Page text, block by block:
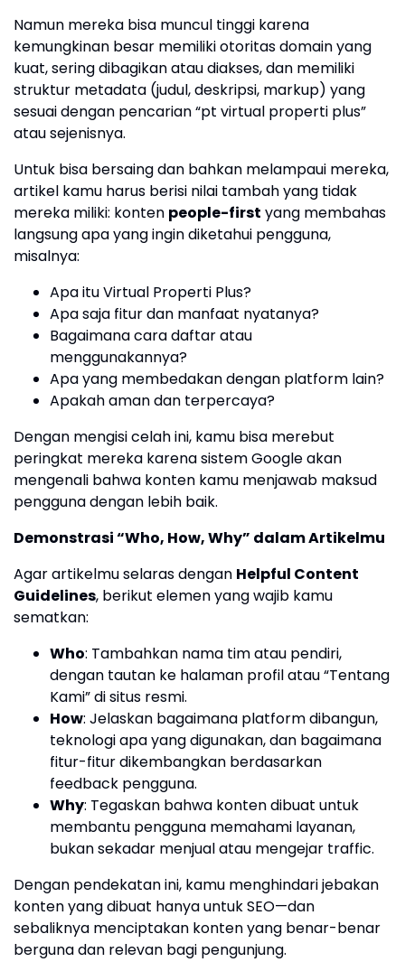
Namun mereka bisa muncul tinggi karena
kemungkinan besar memiliki otoritas domain yang
kuat, sering dibagikan atau diakses, dan memiliki
struktur metadata (judul, deskripsi, markup) yang
sesuai dengan pencarian “pt virtual properti plus”
atau sejenisnya.
Untuk bisa bersaing dan bahkan melampaui mereka,
artikel kamu harus berisi nilai tambah yang tidak
mereka miliki: konten people-first yang membahas
langsung apa yang ingin diketahui pengguna,
misalnya:
Apa itu Virtual Properti Plus?
Apa saja fitur dan manfaat nyatanya?
Bagaimana cara daftar atau
menggunakannya?
Apa yang membedakan dengan platform lain?
Apakah aman dan terpercaya?
Dengan mengisi celah ini, kamu bisa merebut
peringkat mereka karena sistem Google akan
mengenali bahwa konten kamu menjawab maksud
pengguna dengan lebih baik.
Demonstrasi “Who, How, Why” dalam Artikelmu
Agar artikelmu selaras dengan Helpful Content
Guidelines, berikut elemen yang wajib kamu
sematkan:
Who: Tambahkan nama tim atau pendiri,
dengan tautan ke halaman profil atau “Tentang
Kami” di situs resmi.
How: Jelaskan bagaimana platform dibangun,
teknologi apa yang digunakan, dan bagaimana
fitur-fitur dikembangkan berdasarkan
feedback pengguna.
Why: Tegaskan bahwa konten dibuat untuk
membantu pengguna memahami layanan,
bukan sekadar menjual atau mengejar traffic.
Dengan pendekatan ini, kamu menghindari jebakan
konten yang dibuat hanya untuk SEO—dan
sebaliknya menciptakan konten yang benar-benar
berguna dan relevan bagi pengunjung.